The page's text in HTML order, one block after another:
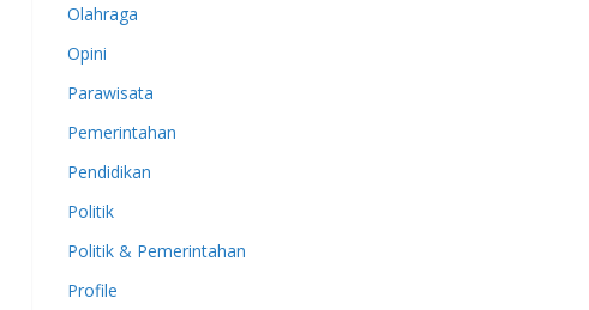
Olahraga
Opini
Parawisata
Pemerintahan
Pendidikan
Politik
Politik & Pemerintahan
Profile